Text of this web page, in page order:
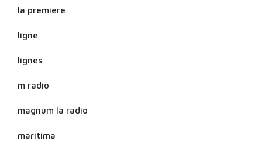
la première
ligne
lignes
m radio
magnum la radio
maritima